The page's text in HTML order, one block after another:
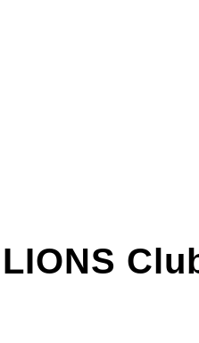
LIONS